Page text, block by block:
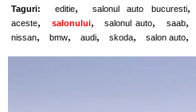
Taguri: editie, salonul auto bucuresti,
aceste, salonului, salonul auto, saab,
nissan, bmw, audi, skoda, salon auto,